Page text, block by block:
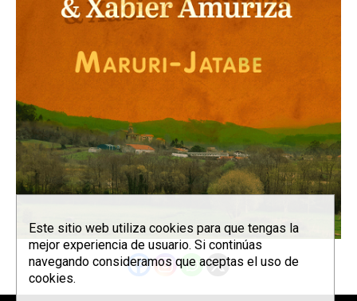
Este sitio web utiliza cookies para que tengas la
mejor experiencia de usuario. Si continúas
navegando consideramos que aceptas el uso de
cookies.